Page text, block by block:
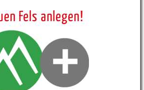
Fels anlegen!